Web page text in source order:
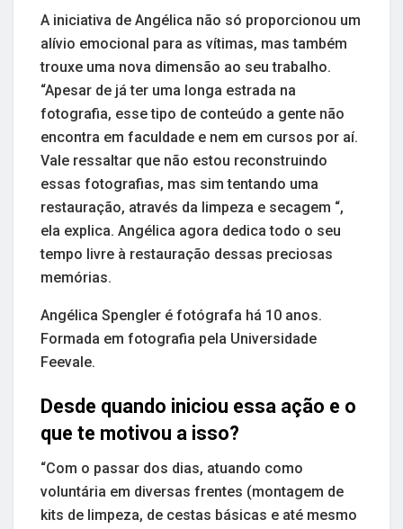
A iniciativa de Angélica não só proporcionou um
alívio emocional para as vítimas, mas também
trouxe uma nova dimensão ao seu trabalho.
“Apesar de já ter uma longa estrada na
fotografia, esse tipo de conteúdo a gente não
encontra em faculdade e nem em cursos por aí.
Vale ressaltar que não estou reconstruindo
essas fotografias, mas sim tentando uma
restauração, através da limpeza e secagem “,
ela explica. Angélica agora dedica todo o seu
tempo livre à restauração dessas preciosas
memórias.
Angélica Spengler é fotógrafa há 10 anos.
Formada em fotografia pela Universidade
Feevale.
Desde quando iniciou essa ação e o
que te motivou a isso?
“Com o passar dos dias, atuando como
voluntária em diversas frentes (montagem de
kits de limpeza, de cestas básicas e até mesmo